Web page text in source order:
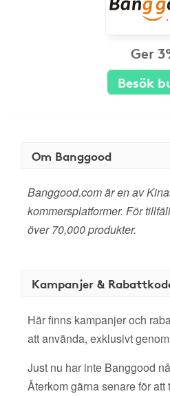
Ger
Besök
Om Banggood
Banggood.com är en av
kommersplatformer. För
över 70,000 produkter.
Kampanjer &
Här finns kampanjer och
att använda, exklusivt
Just nu har inte Banggood
Återkom gärna senare för att